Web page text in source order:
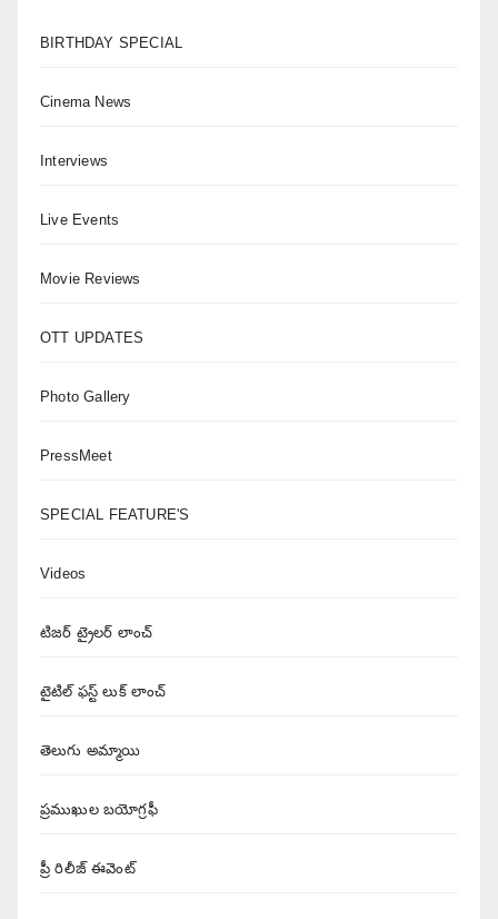
BIRTHDAY SPECIAL
Cinema News
Interviews
Live Events
Movie Reviews
OTT UPDATES
Photo Gallery
PressMeet
SPECIAL FEATURE'S
Videos
టిజర్ ట్రైలర్ లాంచ్
టైటిల్ ఫస్ట్ లుక్ లాంచ్
తెలుగు అమ్మాయి
ప్రముఖుల బయోగ్రఫీ
ప్రీ రిలీజ్ ఈవెంట్